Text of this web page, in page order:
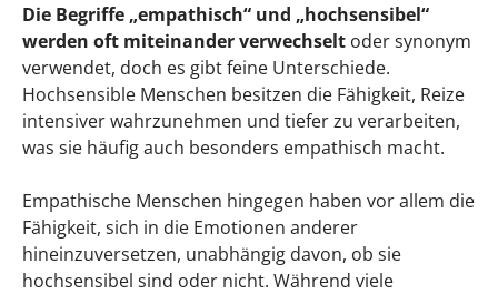
Die Begriffe „empathisch“ und „hochsensibel“
werden oft miteinander verwechselt oder synonym
verwendet, doch es gibt feine Unterschiede.
Hochsensible Menschen besitzen die Fähigkeit, Reize
intensiver wahrzunehmen und tiefer zu verarbeiten,
was sie häufig auch besonders empathisch macht.
Empathische Menschen hingegen haben vor allem die
Fähigkeit, sich in die Emotionen anderer
hineinzuversetzen, unabhängig davon, ob sie
hochsensibel sind oder nicht. Während viele